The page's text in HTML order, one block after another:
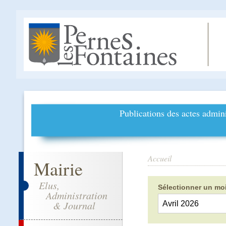
Publications des actes
Mairie
Elus,
Administration
& Journal
Accueil
Sélectionner un